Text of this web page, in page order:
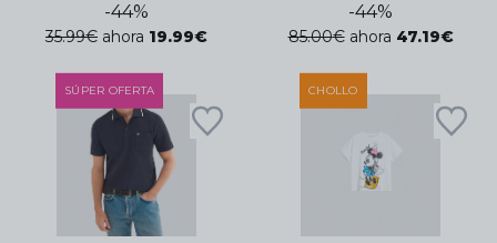
-44%
35.99€ ahora 19.99€
-44%
85.00€ ahora 47.19€
SÚPER OFERTA CHOLLO